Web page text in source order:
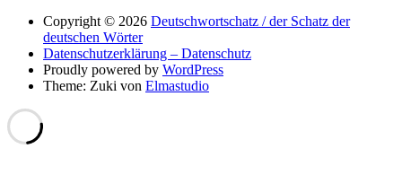
Copyright © 2026 Deutschwortschatz / der Schatz der
deutschen Wörter
Datenschutzerklärung – Datenschutz
Proudly powered by WordPress
Theme: Zuki von Elmastudio